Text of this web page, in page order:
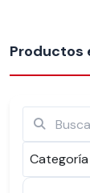
Productos